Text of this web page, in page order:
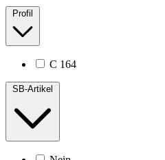
Profil
C 164
SB-Artikel